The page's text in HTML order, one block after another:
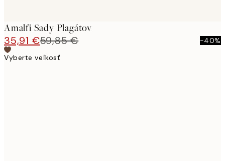
Amalfi Sady Plagátov
35,91 €59,85 €
-40%
Vyberte veľkosť